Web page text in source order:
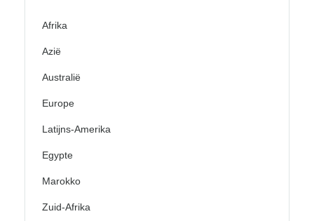
Afrika
Azië
Australië
Europe
Latijns-Amerika
Egypte
Marokko
Zuid-Afrika